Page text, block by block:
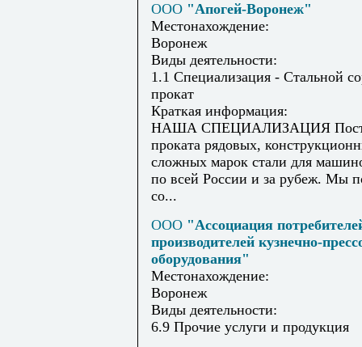
ООО "Апогей-Воронеж"
Местонахождение:
Воронеж
Виды деятельности:
1.1 Специализация - Стальной
прокат
Краткая информация:
НАША СПЕЦИАЛИЗАЦИЯ
проката рядовых,
сложных марок стали для
по всей России и за рубеж. Мы
со...
ООО "Ассоциация
производителей кузнечно-
оборудования"
Местонахождение:
Воронеж
Виды деятельности:
6.9 Прочие услуги и продукция